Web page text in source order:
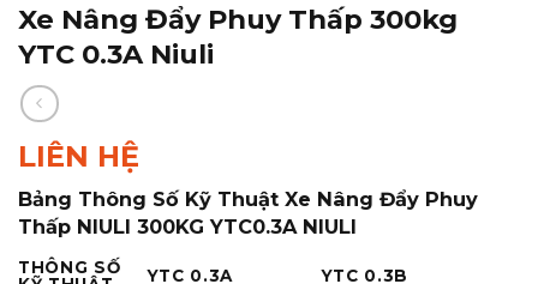
Xe Nâng Đẩy Phuy Thấp 300kg
YTC 0.3A Niuli
LIÊN HỆ
Bảng Thông Số Kỹ Thuật Xe Nâng Đẩy Phuy
Thấp NIULI 300KG YTC0.3A NIULI
THÔNG SỐ
YTC 0.3A YTC 0.3B